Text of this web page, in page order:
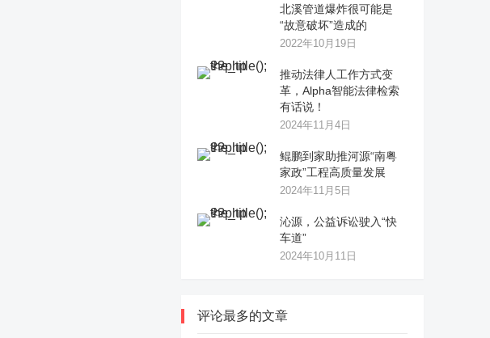
北溪管道爆炸很可能是
“故意破坏”造成的
2022年10月19日
推动法律人工作方式变
革，Alpha智能法律检索
有话说！
2024年11月4日
鲲鹏到家助推河源“南粤
家政”工程高质量发展
2024年11月5日
沁源，公益诉讼驶入“快
车道”
2024年10月11日
评论最多的文章